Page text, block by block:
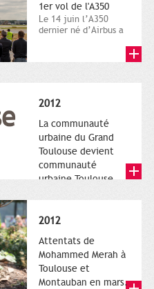
1er vol de l'A350
Le 14 juin l’A350
dernier né d’Airbus a
2012
La communauté
urbaine du Grand
Toulouse devient
communauté
urbaine Toulouse
Métropole,
représentant l'anneau
de Moëbius.
2012
Attentats de
Mohammed Merah à
Toulouse et
Montauban en mars.